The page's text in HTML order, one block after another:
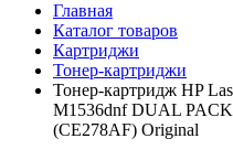
Главная
Каталог товаров
Картриджи
Тонер-картриджи
Тонер-картридж HP
M1536dnf DUAL PACK
(CE278AF) Original